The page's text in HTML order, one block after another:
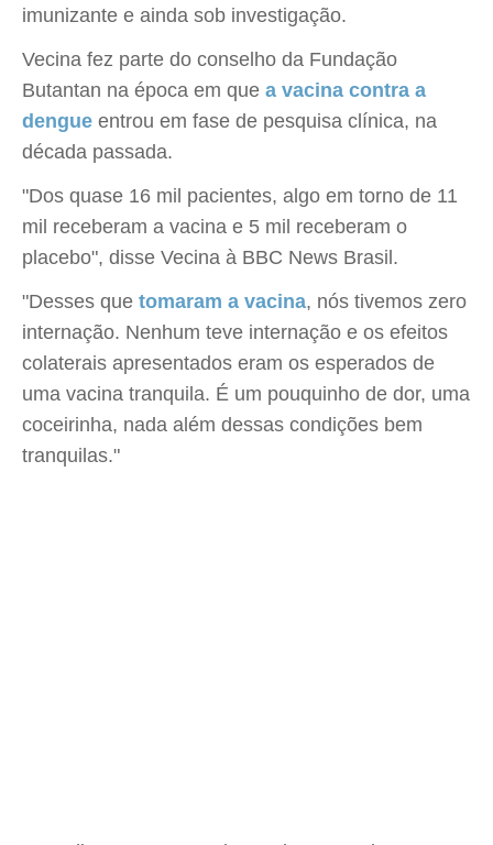
imunizante e ainda sob investigação.
Vecina fez parte do conselho da Fundação
Butantan na época em que a vacina contra a
dengue entrou em fase de pesquisa clínica, na
década passada.
"Dos quase 16 mil pacientes, algo em torno de 11
mil receberam a vacina e 5 mil receberam o
placebo", disse Vecina à BBC News Brasil.
"Desses que tomaram a vacina, nós tivemos zero
internação. Nenhum teve internação e os efeitos
colaterais apresentados eram os esperados de
uma vacina tranquila. É um pouquinho de dor, uma
coceirinha, nada além dessas condições bem
tranquilas."